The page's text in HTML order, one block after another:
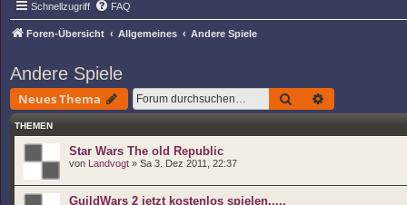
Schnellzugriff FAQ
Foren-Übersicht Allgemeines Andere Spiele
Andere Spiele
Neues Thema Suche
THEMEN
Star Wars The old Republic
von Landvogt » Sa 3. Dez 2011, 22:37
GuildWars 2 jetzt kostenlos spielen.....